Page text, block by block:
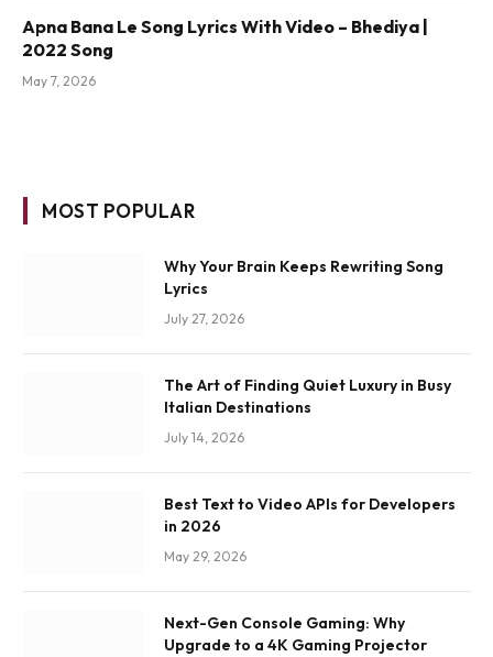
Apna Bana Le Song Lyrics With Video – Bhediya |
2022 Song
May 7, 2026
MOST POPULAR
Why Your Brain Keeps Rewriting Song
Lyrics
July 27, 2026
The Art of Finding Quiet Luxury in Busy
Italian Destinations
July 14, 2026
Best Text to Video APIs for Developers
in 2026
May 29, 2026
Next-Gen Console Gaming: Why
Upgrade to a 4K Gaming Projector